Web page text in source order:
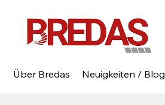
Über Bredas Neuigkeiten / Blog